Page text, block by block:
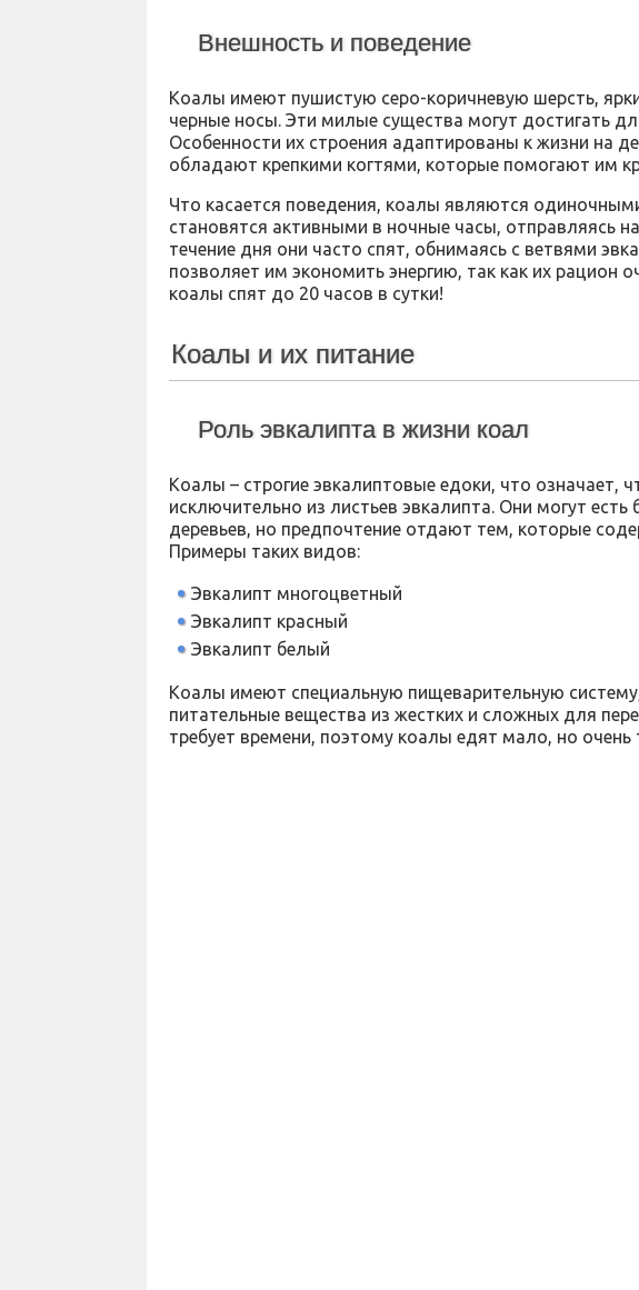
Внешность и поведение
Коалы имеют пушистую серо-коричневую шерсть,
черные носы. Эти милые существа могут достигать
Особенности их строения адаптированы к жизни на
обладают крепкими когтями, которые помогают им
Что касается поведения, коалы являются
становятся активными в ночные часы, отправляясь
течение дня они часто спят, обнимаясь с ветвями
позволяет им экономить энергию, так как их рацион
коалы спят до 20 часов в сутки!
Коалы и их питание
Роль эвкалипта в жизни коал
Коалы – строгие эвкалиптовые едоки, что означает,
исключительно из листьев эвкалипта. Они могут
деревьев, но предпочтение отдают тем, которые
Примеры таких видов:
Эвкалипт многоцветный
Эвкалипт красный
Эвкалипт белый
Коалы имеют специальную пищеварительную
питательные вещества из жестких и сложных для
требует времени, поэтому коалы едят мало, но очень